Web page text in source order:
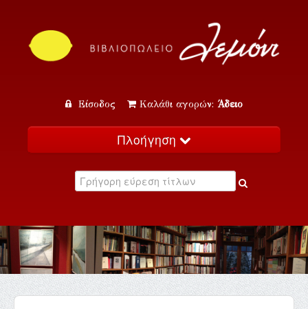
Είσοδος Καλάθι αγορών: Άδειο
Πλοήγηση
Κατάλογος
Εκδηλώσεις
Επικοινωνία